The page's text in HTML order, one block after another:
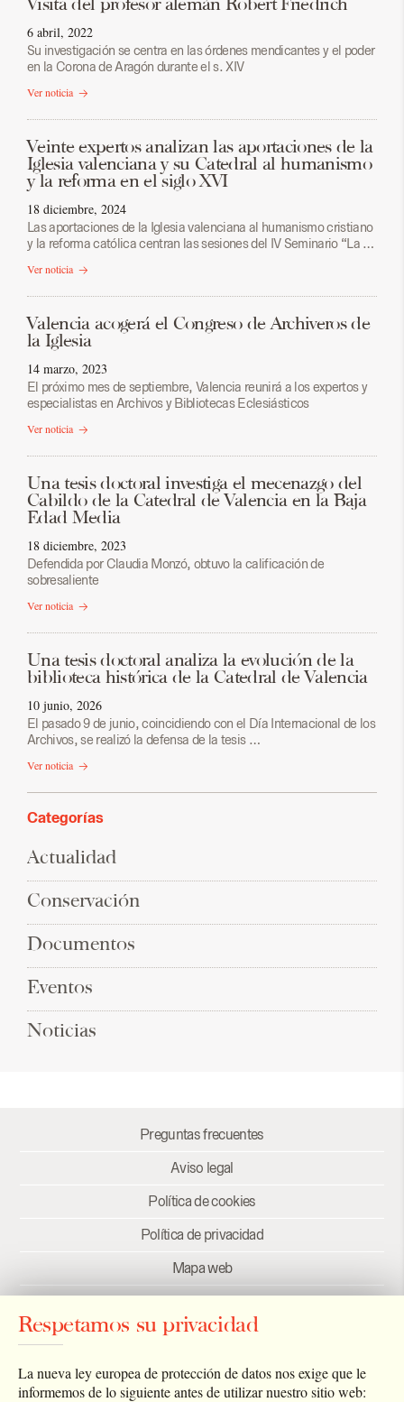
6 abril, 2022
Su investigación se centra en las órdenes mendicantes y el poder
en la Corona de Aragón durante el s. XIV
Ver noticia
Veinte expertos analizan las aportaciones de la
Iglesia valenciana y su Catedral al humanismo
y la reforma en el siglo XVI
18 diciembre, 2024
Las aportaciones de la Iglesia valenciana al humanismo cristiano
y la reforma católica centran las sesiones del IV Seminario “La …
Ver noticia
Valencia acogerá el Congreso de Archiveros de
la Iglesia
14 marzo, 2023
El próximo mes de septiembre, Valencia reunirá a los expertos y
especialistas en Archivos y Bibliotecas Eclesiásticos
Ver noticia
Una tesis doctoral investiga el mecenazgo del
Cabildo de la Catedral de Valencia en la Baja
Edad Media
18 diciembre, 2023
Defendida por Claudia Monzó, obtuvo la calificación de
sobresaliente
Ver noticia
Una tesis doctoral analiza la evolución de la
biblioteca histórica de la Catedral de Valencia
10 junio, 2026
El pasado 9 de junio, coincidiendo con el Día Internacional de los
Archivos, se realizó la defensa de la tesis …
Ver noticia
Categorías
Actualidad
Conservación
Documentos
Eventos
Noticias
Preguntas frecuentes
Aviso legal
Política de cookies
Política de privacidad
Mapa web
Enlaces
Newsletter
Respetamos su privacidad
La nueva ley europea de protección de datos nos exige que le
informemos de lo siguiente antes de utilizar nuestro sitio web: